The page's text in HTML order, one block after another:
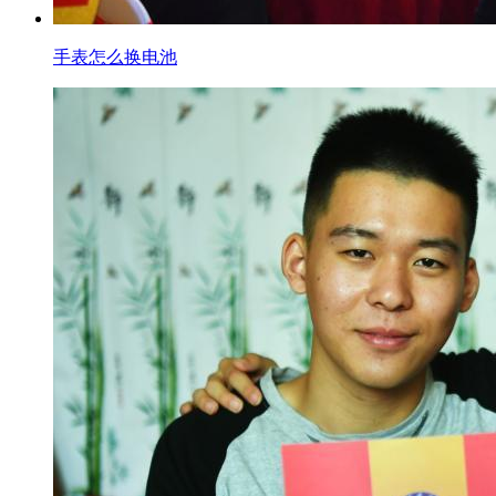
手表怎么换电池